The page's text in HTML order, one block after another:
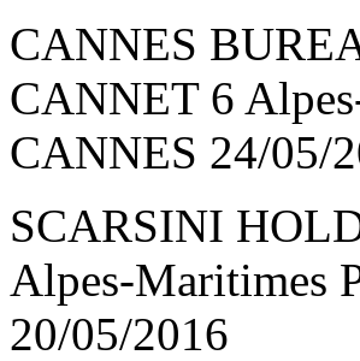
CANNES
CANNET 6
CANNES 24/05/
SCARSINI
Alpes-Maritimes
20/05/2016